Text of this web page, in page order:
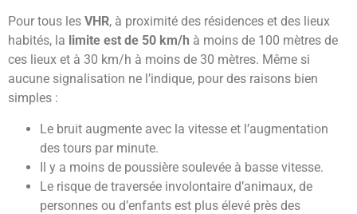
Pour tous les VHR, à proximité des résidences et des lieux
habités, la limite est de 50 km/h à moins de 100 mètres de
ces lieux et à 30 km/h à moins de 30 mètres. Même si
aucune signalisation ne l’indique, pour des raisons bien
simples :
Le bruit augmente avec la vitesse et l’augmentation
des tours par minute.
Il y a moins de poussière soulevée à basse vitesse.
Le risque de traversée involontaire d’animaux, de
personnes ou d’enfants est plus élevé près des